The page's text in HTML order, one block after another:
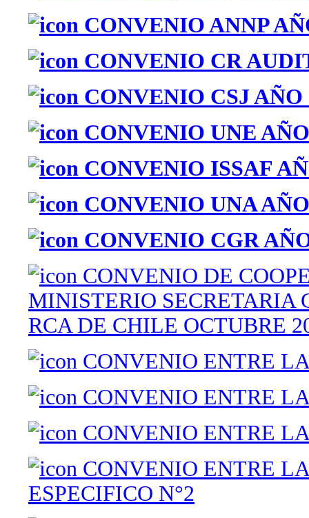
CONVENIO ANNP
CONVENIO CR
CONVENIO CSJ AÑO
CONVENIO UNE
CONVENIO ISSAF
CONVENIO UNA
CONVENIO CGR
CONVENIO DE
MINISTERIO SECRETARIA
RCA DE CHILE OCTUBRE
CONVENIO ENTRE
CONVENIO ENTRE
CONVENIO ENTRE
CONVENIO ENTRE
ESPECIFICO N°2